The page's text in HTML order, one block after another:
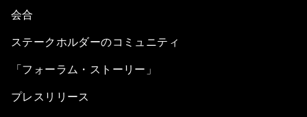
会合
ステークホルダーのコミュニティ
「フォーラム・ストーリー」
プレスリリース